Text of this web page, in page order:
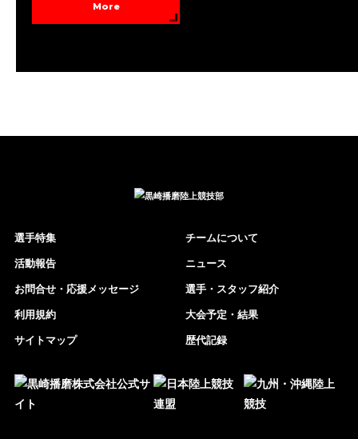
More
チームについて
ニュース
選手・スタッフ紹介
大会予定・結果
歴代記録
選手特集
活動報告
お問合せ・応援メッセージ
利用規約
サイトマップ